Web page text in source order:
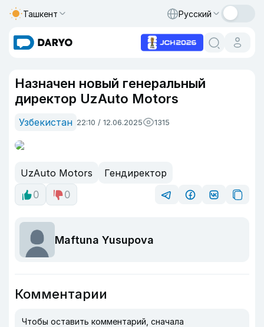
Ташкент Русский
Назначен новый генеральный
директор UzAuto Motors
Узбекистан 22:10 / 12.06.2025 1315
UzAuto Motors
Гендиректор
0
0
Maftuna Yusupova
Комментарии
Чтобы оставить комментарий, сначала